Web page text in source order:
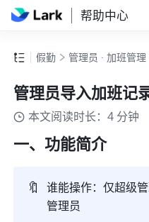
帮助中心
假勤 管理员 · 加班管理
管理员导入加班记
本文阅读时长：4 分钟
一、功能简介
🔖 谁能操作：仅超级
管理员